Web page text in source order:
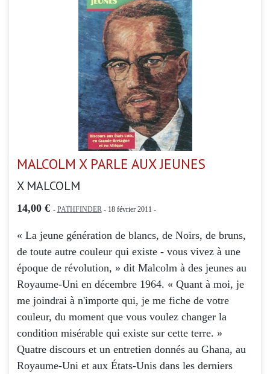
MALCOLM X PARLE AUX JEUNES
X MALCOLM
14,00 € - PATHFINDER- 18 février 2011 -
« La jeune génération de blancs, de Noirs, de bruns,
de toute autre couleur qui existe - vous vivez à une
époque de révolution, » dit Malcolm à des jeunes au
Royaume-Uni en décembre 1964. « Quant à moi, je
me joindrai à n'importe qui, je me fiche de votre
couleur, du moment que vous voulez changer la
condition misérable qui existe sur cette terre. »
Quatre discours et un entretien donnés au Ghana, au
Royaume-Uni et aux États-Unis dans les derniers